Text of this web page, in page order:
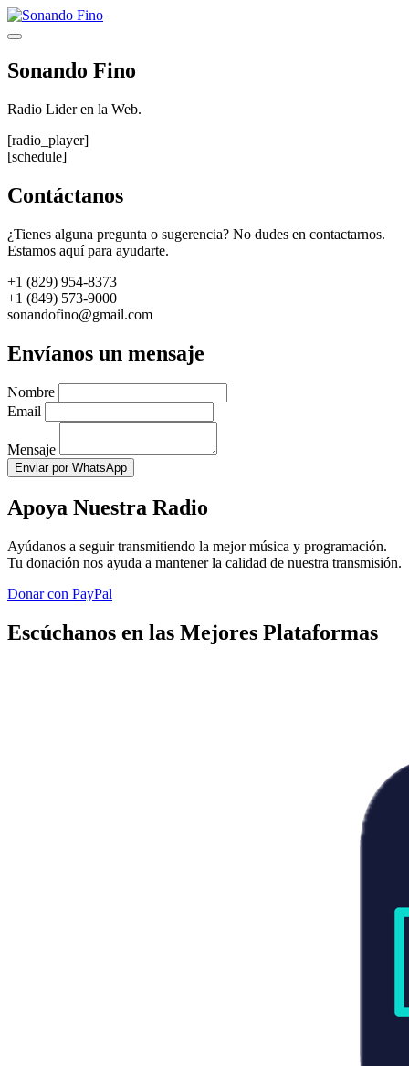
Saltar
al
Menú
Sonando Fino
Radio Lider en la Web.
[radio_player]
[schedule]
Contáctanos
¿Tienes alguna pregunta o sugerencia? No dudes en contactarnos.
Estamos aquí para ayudarte.
+1 (829) 954-8373
+1 (849) 573-9000
sonandofino@gmail.com
Envíanos un mensaje
Nombre
Email
Mensaje
Enviar por WhatsApp
Apoya Nuestra Radio
Ayúdanos a seguir transmitiendo la mejor música y programación.
Tu donación nos ayuda a mantener la calidad de nuestra transmisión.
Donar con PayPal
Escúchanos en las Mejores Plataformas